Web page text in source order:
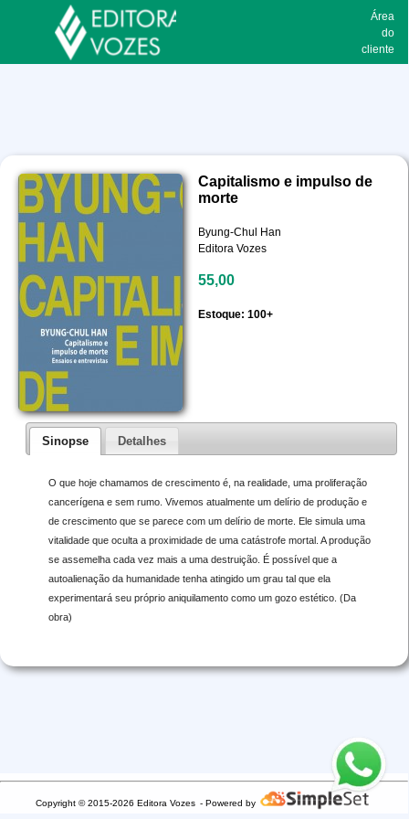
Área
do
cliente
Capitalismo e impulso de
morte
Byung-Chul Han
Editora Vozes
55,00
Estoque: 100+
Sinopse Detalhes
O que hoje chamamos de crescimento é, na realidade, uma proliferação
cancerígena e sem rumo. Vivemos atualmente um delírio de produção e
de crescimento que se parece com um delírio de morte. Ele simula uma
vitalidade que oculta a proximidade de uma catástrofe mortal. A produção
se assemelha cada vez mais a uma destruição. É possível que a
autoalienação da humanidade tenha atingido um grau tal que ela
experimentará seu próprio aniquilamento como um gozo estético. (Da
obra)
Copyright © 2015-2026 Editora Vozes - Powered by